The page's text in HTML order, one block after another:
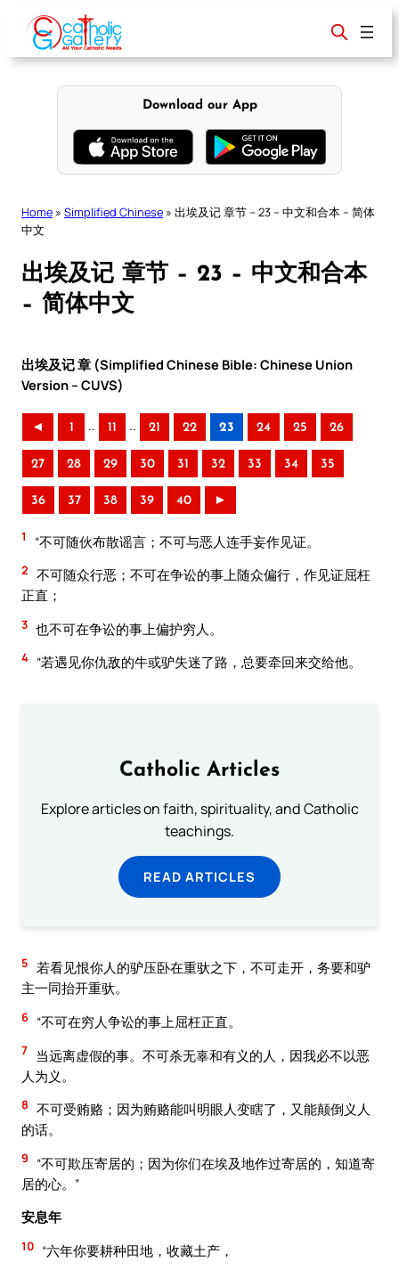
content
Download our App
Home » Simplified Chinese » 出埃及记 章节 – 23 – 中文和合本 – 简体
中文
出埃及记 章节 – 23 – 中文和合本
– 简体中文
出埃及记 章 (Simplified Chinese Bible: Chinese Union
Version – CUVS)
◄ 1 .. 11 .. 21 22 23 24 25 26
27 28 29 30 31 32 33 34 35
36 37 38 39 40 ►
1 “不可随伙布散谣言；不可与恶人连手妄作见证。
2 不可随众行恶；不可在争讼的事上随众偏行，作见证屈枉
正直；
3 也不可在争讼的事上偏护穷人。
4 “若遇见你仇敌的牛或驴失迷了路，总要牵回来交给他。
Catholic Articles
Explore articles on faith, spirituality, and Catholic
teachings.
READ ARTICLES
5 若看见恨你人的驴压卧在重驮之下，不可走开，务要和驴
主一同抬开重驮。
6 “不可在穷人争讼的事上屈枉正直。
7 当远离虚假的事。不可杀无辜和有义的人，因我必不以恶
人为义。
8 不可受贿赂；因为贿赂能叫明眼人变瞎了，又能颠倒义人
的话。
9
“不可欺压寄居的；因为你们在埃及地作过寄居的，知道寄
居的心。”
安息年
10 “六年你要耕种田地，收藏土产，